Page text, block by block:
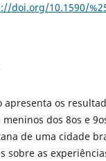
doi.org/10.1590/
apresenta os
meninos dos 8os e
de uma cidade
sobre as